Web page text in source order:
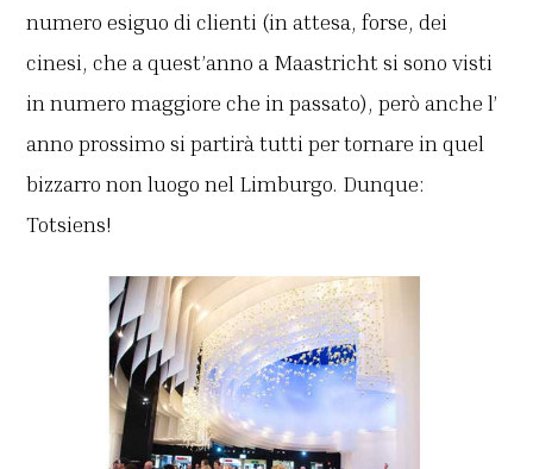
numero esiguo di clienti (in attesa, forse, dei
cinesi, che a quest’anno a Maastricht si sono visti
in numero maggiore che in passato), però anche l’
anno prossimo si partirà tutti per tornare in quel
bizzarro non luogo nel Limburgo. Dunque:
Totsiens!